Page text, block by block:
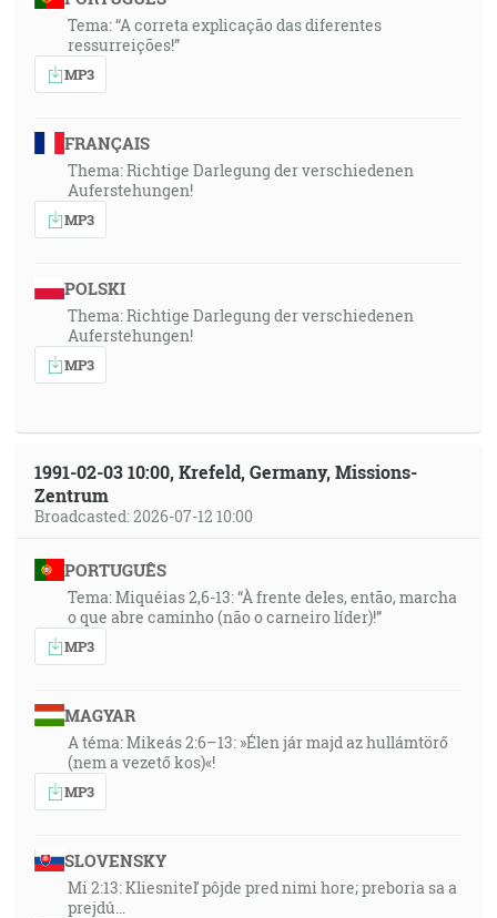
Tema: “A correta explicação das diferentes
ressurreições!”
MP3
FRANÇAIS
Thema: Richtige Darlegung der verschiedenen
Auferstehungen!
MP3
POLSKI
Thema: Richtige Darlegung der verschiedenen
Auferstehungen!
MP3
1991-02-03 10:00, Krefeld, Germany, Missions-
Zentrum
Broadcasted: 2026-07-12 10:00
PORTUGUÊS
Tema: Miquéias 2,6-13: “À frente deles, então, marcha
o que abre caminho (não o carneiro líder)!”
MP3
MAGYAR
A téma: Mikeás 2:6–13: »Élen jár majd az hullámtörő
(nem a vezető kos)«!
MP3
SLOVENSKY
Mi 2:13: Kliesniteľ pôjde pred nimi hore; preboria sa a
prejdú…